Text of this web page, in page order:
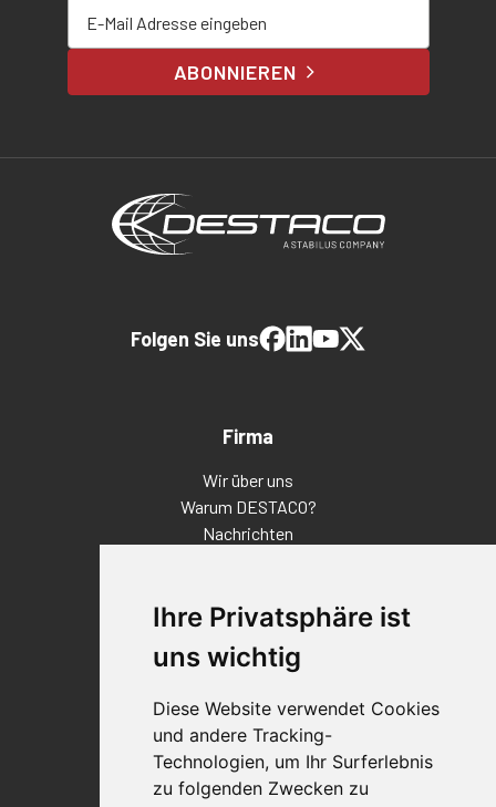
Ihre Privatsphäre ist
uns wichtig
Diese Website verwendet Cookies
und andere Tracking-
Technologien, um Ihr Surferlebnis
zu folgenden Zwecken zu
ABONNIEREN
Firma
Wir über uns
Warum DESTACO?
Nachrichten
Standorte
Qualitätsaussage
Kontakt
Vertriebspartnerfinder
Häufig gestellte Fragen
Folgen Sie uns